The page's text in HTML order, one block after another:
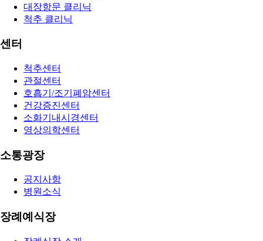
대장항문 클리닉
척추 클리닉
센터
척추센터
관절센터
호흡기/조기폐암센터
건강증진센터
소화기내시경센터
영상의학센터
소통광장
공지사항
병원소식
장례예식장